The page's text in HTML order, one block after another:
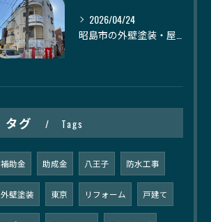
2026/04/24
タグ Tags
補助金 助成金 八王子 防水工事
外壁塗装 東京 リフォーム 戸建て